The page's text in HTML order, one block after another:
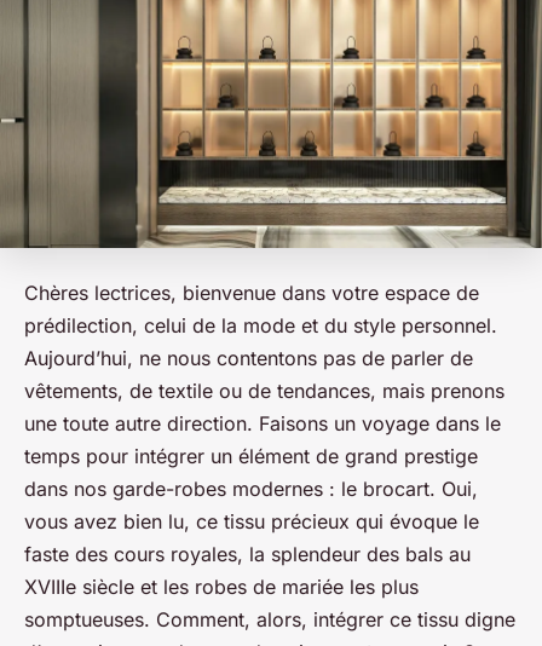
Chères lectrices, bienvenue dans votre espace de
prédilection, celui de la mode et du style personnel.
Aujourd’hui, ne nous contentons pas de parler de
vêtements, de textile ou de tendances, mais prenons
une toute autre direction. Faisons un voyage dans le
temps pour intégrer un élément de grand prestige
dans nos garde-robes modernes : le brocart. Oui,
vous avez bien lu, ce tissu précieux qui évoque le
faste des cours royales, la splendeur des bals au
XVIIIe siècle et les robes de mariée les plus
somptueuses. Comment, alors, intégrer ce tissu digne